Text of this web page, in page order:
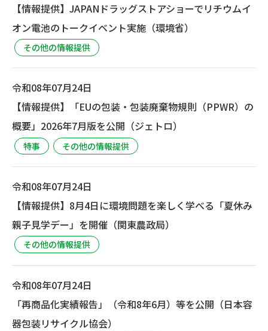
【情報提供】JAPANドラッグストアショーでリチウムイ
オン電池のトークイベント実施（環境省）
その他の情報提供
令和08年07月24日
【情報提供】「EUの包装・包装廃棄物規則（PPWR）の
概要」2026年7月版を公開（ジェトロ）
特事 その他の情報提供
令和08年07月24日
【情報提供】8月4日に環境問題を楽しく学べる「夏休み
親子見学デー」を開催（関東農政局）
その他の情報提供
令和08年07月24日
「再商品化実績報告」（令和8年6月）等を公開（日本容
器包装リサイクル協会）